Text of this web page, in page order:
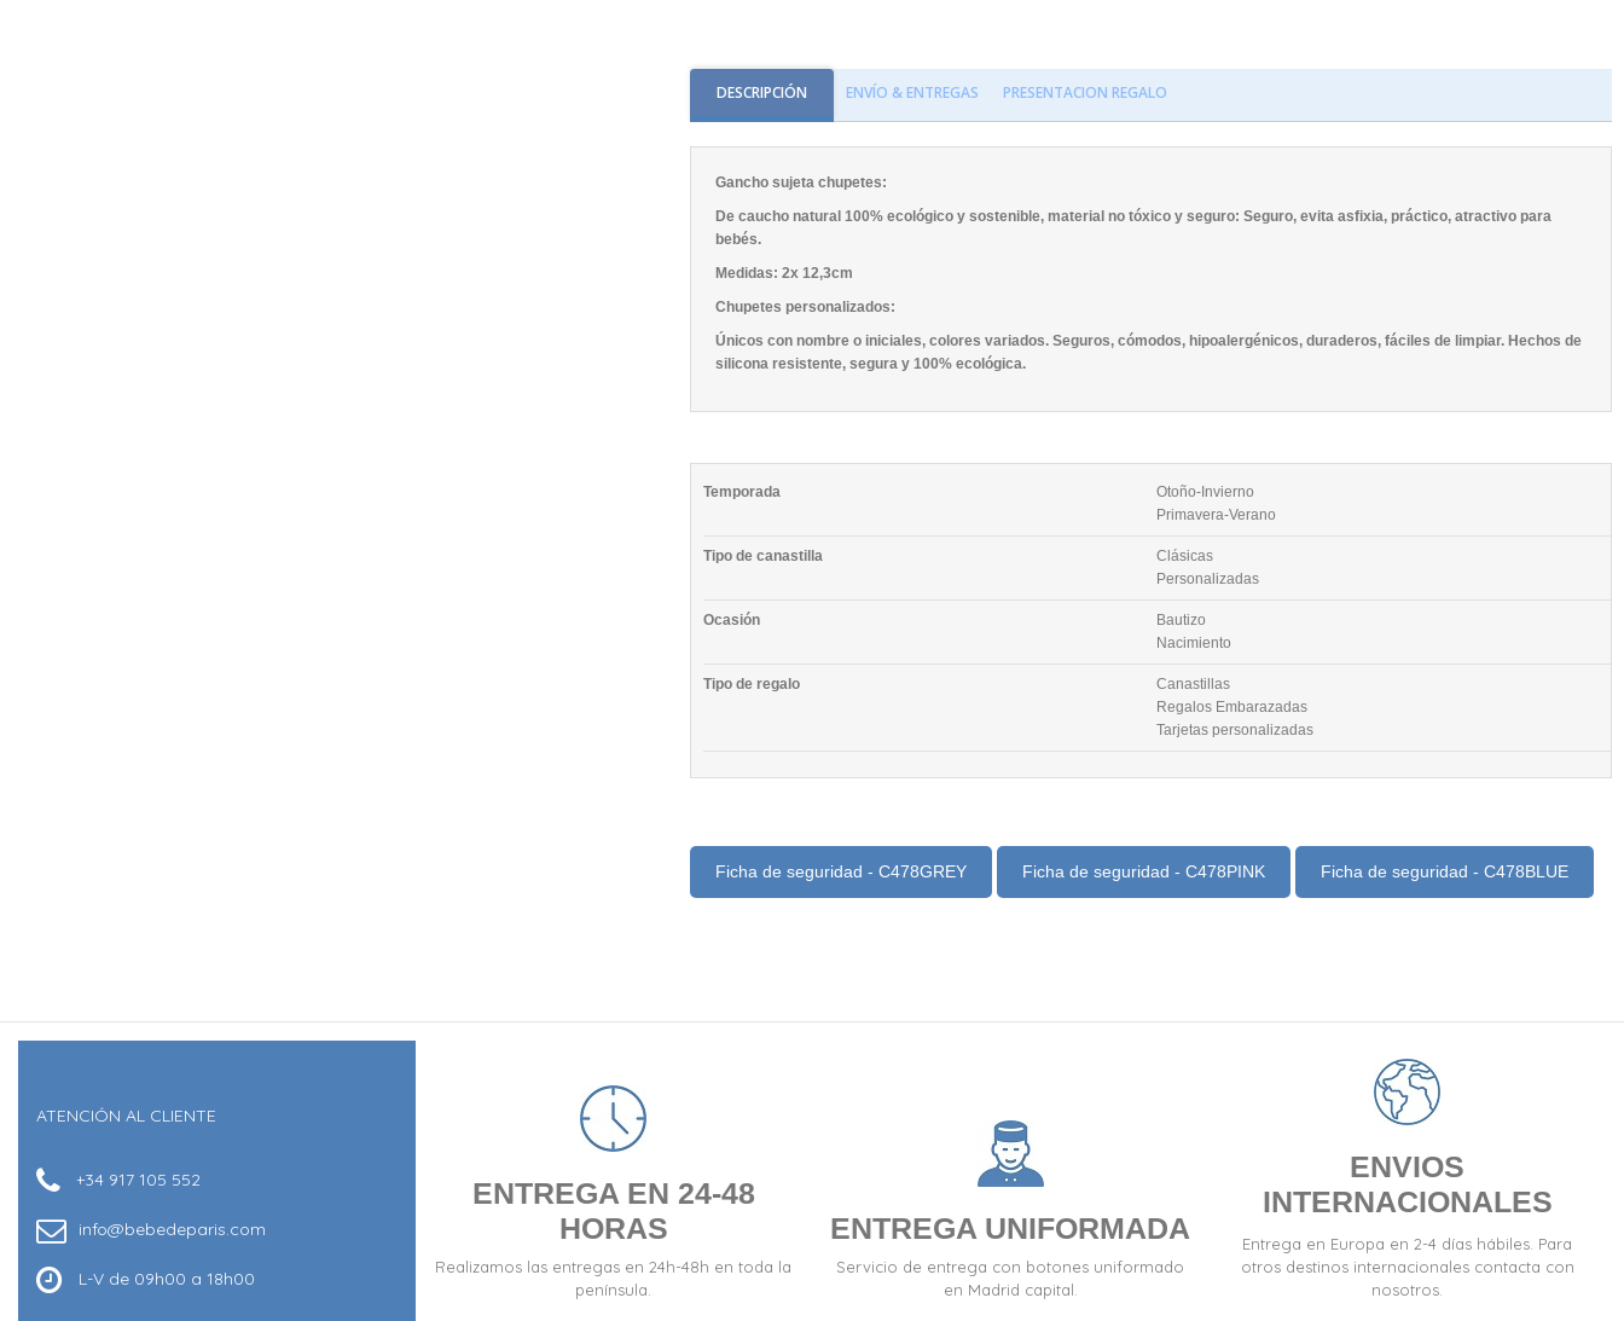
DESCRIPCIÓN ENVÍO & ENTREGAS PRESENTACION REGALO
Gancho sujeta chupetes:
De caucho natural 100% ecológico y sostenible, material no tóxico y seguro: Seguro, evita asfixia, práctico, atractivo para
bebés.
Medidas: 2x 12,3cm
Chupetes personalizados:
Únicos con nombre o iniciales, colores variados. Seguros, cómodos, hipoalergénicos, duraderos, fáciles de limpiar. Hechos de
silicona resistente, segura y 100% ecológica.
Temporada
Otoño-Invierno
Primavera-Verano
Tipo de canastilla
Clásicas
Personalizadas
Ocasión
Bautizo
Nacimiento
Tipo de regalo
Canastillas
Regalos Embarazadas
Tarjetas personalizadas
Ficha de seguridad - C478GREY Ficha de seguridad - C478PINK Ficha de seguridad - C478BLUE
ATENCIÓN AL CLIENTE
+34 917 105 552
info@bebedeparis.com
L-V de 09h00 a 18h00
ENTREGA EN 24-48
HORAS
Realizamos las entregas en 24h-48h en toda la
península.
ENTREGA UNIFORMADA
Servicio de entrega con botones uniformado
en Madrid capital.
ENVIOS
INTERNACIONALES
Entrega en Europa en 2-4 días hábiles. Para
otros destinos internacionales contacta con
nosotros.